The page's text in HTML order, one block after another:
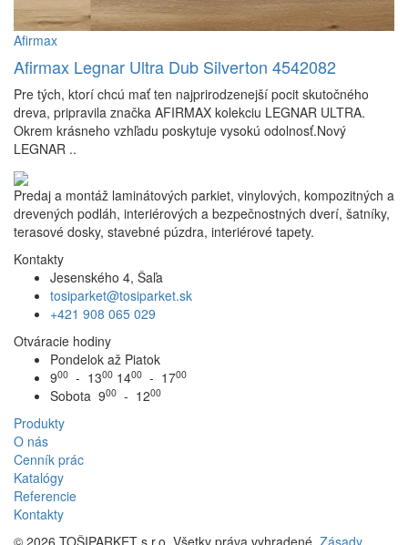
Afirmax
Afirmax Legnar Ultra Dub Silverton 4542082
Pre tých, ktorí chcú mať ten najprirodzenejší pocit skutočného
dreva, pripravila značka AFIRMAX kolekciu LEGNAR ULTRA.
Okrem krásneho vzhľadu poskytuje vysokú odolnosť.Nový
LEGNAR ..
Predaj a montáž laminátových parkiet, vinylových, kompozitných a
drevených podláh, interiérových a bezpečnostných dverí, šatníky,
terasové dosky, stavebné púzdra, interiérové tapety.
Kontakty
Jesenského 4, Šaľa
tosiparket@tosiparket.sk
+421 908 065 029
Otváracie hodiny
Pondelok až Piatok
900 - 1300 1400 - 1700
Sobota 900 - 1200
Produkty
O nás
Cenník prác
Katalógy
Referencie
Kontakty